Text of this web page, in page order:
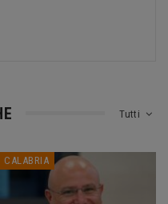
Tutti
CALABRIA